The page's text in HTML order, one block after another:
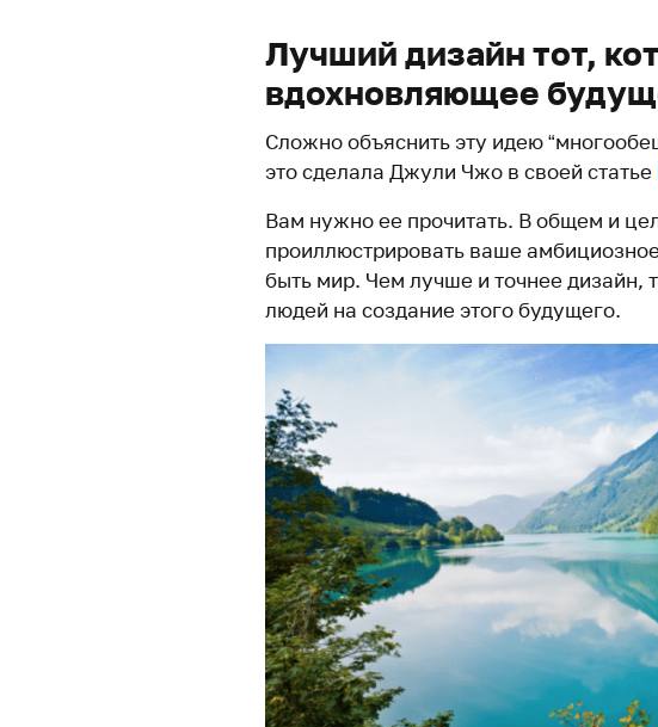
Лучший дизайн тот,
вдохновляющее
Сложно объяснить эту идею
это сделала Джули Чжо в своей статье
Вам нужно ее прочитать. В общем и
проиллюстрировать ваше
быть мир. Чем лучше и точнее дизайн,
людей на создание этого будущего.